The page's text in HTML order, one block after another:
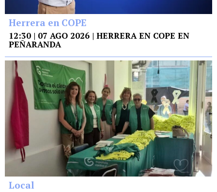
Herrera en COPE
12:30 | 07 AGO 2026 | HERRERA EN COPE EN
PEÑARANDA
Local